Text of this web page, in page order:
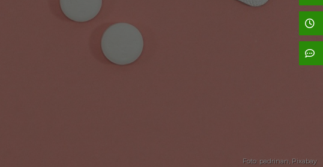
Foto: padrinan, Pixabay